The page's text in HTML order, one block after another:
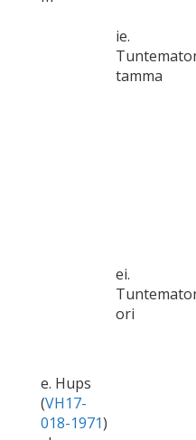
ie.
tamma
e. Hups
(VH17-
018-1971)
ei.
ori